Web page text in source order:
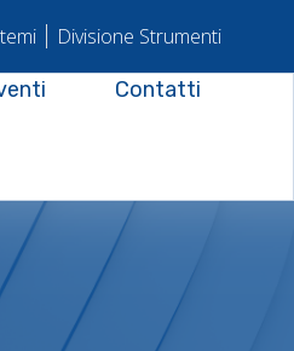
Divisione Strumenti
Contatti